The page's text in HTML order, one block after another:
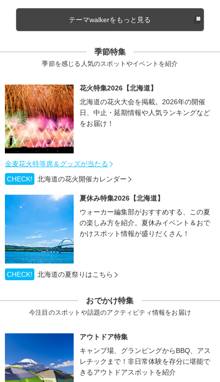
テーマwalkerをもっと見る
季節特集
季節を感じる人気のスポットやイベントを紹介
花火特集2026【北海道】
北海道の花火大会を掲載。2026年の開催
日、中止・延期情報や人気ランキングなど
をお届け！
金麦花火特等席＆グッズが当たる
CHECK!
北海道の花火開催カレンダー
夏休み特集2026【北海道】
ウォーカー編集部がおすすめする、この夏
の楽しみ方を紹介。夏休みイベント＆おで
かけスポット情報が盛りだくさん！
CHECK! 北海道の夏祭りはこちら
おでかけ特集
今注目のスポットや話題のアクティビティ情報をお届け
アウトドア特集
キャンプ場、グランピングからBBQ、アス
レチックまで！非日常体験を存分に堪能で
きるアウトドアスポットを紹介